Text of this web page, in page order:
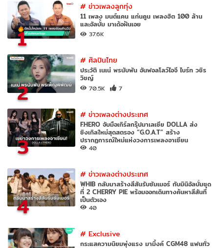
1
#ข่าวเพลงลูกทุ่ง
11 เพลง มนต์แคน แก่นคูน เพลงฮิต 100 ล้าน
และอัลบั้ม มาเด้อฝันเอย
37.6K
2
#ศิลปินไทย
ประวัติ เนเน่ พรนับพัน อันฟอลโลว์ไอจี ไบร์ท วชิร
วิชญ์
70.5K 7
3
#ข่าวเพลงต่างประเทศ
F.HERO จับมือเกิร์ลกรุ๊ปมาเลเซีย DOLLA ส่ง
ซิงเกิลใหม่สุดสตรอง “G.O.A.T” สร้าง
ปรากฏการณ์ใหม่แห่งวงการเพลงอาเซียน
40
4
#ข่าวเพลงต่างประเทศ
WHIB กลับมาสร้างสีสันรับซัมเมอร์ กับมินิอัลบั้มชุด
ที่ 2 CHERRY PIE พร้อมออกเดินทางค้นหาสีสันที่
เป็นตัวเอง
40
#Exclusive
กระแสความนิยมพุ่งแรง มามิ้งค์ CGM48 แฟนทั่ว